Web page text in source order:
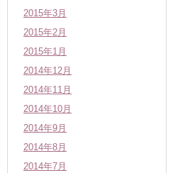
2015年3月
2015年2月
2015年1月
2014年12月
2014年11月
2014年10月
2014年9月
2014年8月
2014年7月